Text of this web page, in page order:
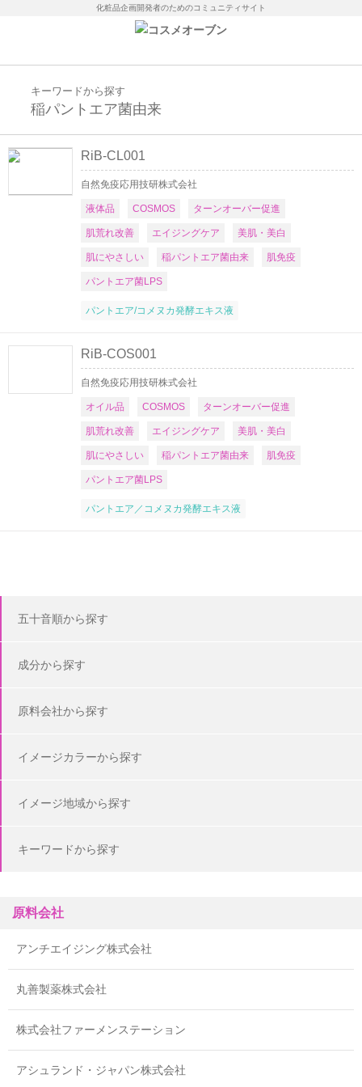
化粧品企画開発者のためのコミュニティサイト
キーワードから探す
稲パントエア菌由来
RiB-CL001
自然免疫応用技研株式会社
液体品 COSMOS ターンオーバー促進
肌荒れ改善 エイジングケア 美肌・美白
肌にやさしい 稲パントエア菌由来 肌免疫
パントエア菌LPS
パントエア/コメヌカ発酵エキス液
RiB-COS001
自然免疫応用技研株式会社
オイル品 COSMOS ターンオーバー促進
肌荒れ改善 エイジングケア 美肌・美白
肌にやさしい 稲パントエア菌由来 肌免疫
パントエア菌LPS
パントエア／コメヌカ発酵エキス液
五十音順から探す
成分から探す
原料会社から探す
イメージカラーから探す
イメージ地域から探す
キーワードから探す
原料会社
アンチエイジング株式会社
丸善製薬株式会社
株式会社ファーメンステーション
アシュランド・ジャパン株式会社